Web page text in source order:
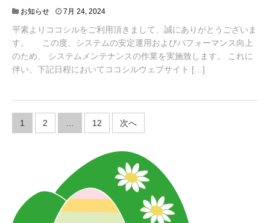
お知らせ 7月 24, 2024
平素よりココシルをご利用頂きまして、誠にありがとうございま
す。 この度、システムの安定運用およびパフォーマンス向上
のため、 システムメンテナンスの作業を実施致します。 これに
伴い、下記日程においてココシルウェブサイト […]
投
稿
ジ
送
1 2 12 次へ